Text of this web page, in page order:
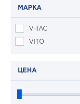
МАРКА
V-TAC
VITO
ЦЕНА